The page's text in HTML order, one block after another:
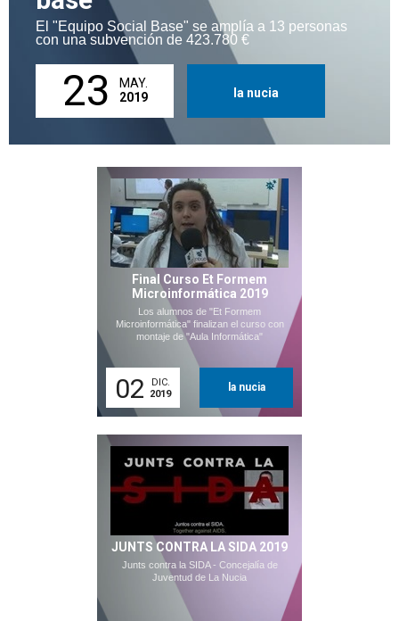
El "Equipo Social Base" se amplía a 13 personas
con una subvención de 423.780 €
23
MAY.
2019
la nucia
Final Curso Et Formem
Microinformática 2019
Los alumnos de "Et Formem
Microinformática" finalizan el curso con
montaje de "Aula Informática"
02
DIC.
2019
la nucia
JUNTS CONTRA LA SIDA 2019
Junts contra la SIDA - Concejalía de
Juventud de La Nucia